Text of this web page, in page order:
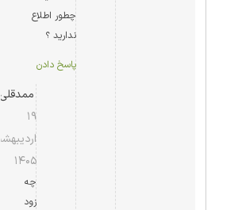
چطور اطلاع
ندارید ؟
پاسخ دادن
ممدقلی
۱۹
اردیبهشت
۱۴۰۵
چه
زود